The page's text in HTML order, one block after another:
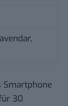
Smartphone
30